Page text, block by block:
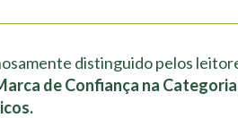
distinguido pelos
de Confiança na